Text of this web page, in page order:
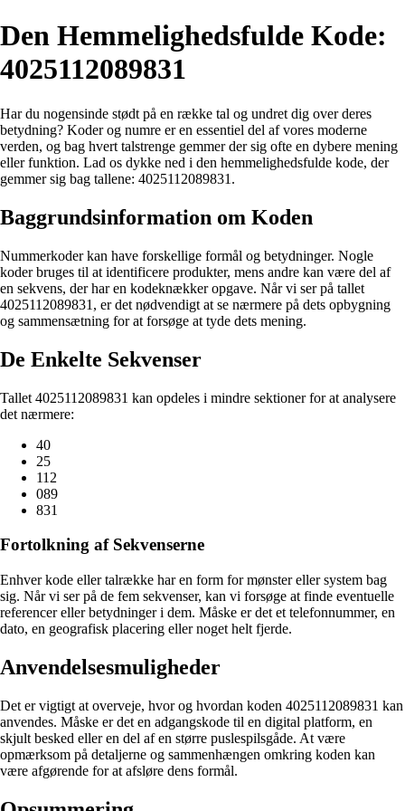
Den Hemmelighedsfulde Kode:
4025112089831
Har du nogensinde stødt på en række tal og undret dig over deres
betydning? Koder og numre er en essentiel del af vores moderne
verden, og bag hvert talstrenge gemmer der sig ofte en dybere mening
eller funktion. Lad os dykke ned i den hemmelighedsfulde kode, der
gemmer sig bag tallene: 4025112089831.
Baggrundsinformation om Koden
Nummerkoder kan have forskellige formål og betydninger. Nogle
koder bruges til at identificere produkter, mens andre kan være del af
en sekvens, der har en kodeknækker opgave. Når vi ser på tallet
4025112089831, er det nødvendigt at se nærmere på dets opbygning
og sammensætning for at forsøge at tyde dets mening.
De Enkelte Sekvenser
Tallet 4025112089831 kan opdeles i mindre sektioner for at analysere
det nærmere:
40
25
112
089
831
Fortolkning af Sekvenserne
Enhver kode eller talrække har en form for mønster eller system bag
sig. Når vi ser på de fem sekvenser, kan vi forsøge at finde eventuelle
referencer eller betydninger i dem. Måske er det et telefonnummer, en
dato, en geografisk placering eller noget helt fjerde.
Anvendelsesmuligheder
Det er vigtigt at overveje, hvor og hvordan koden 4025112089831 kan
anvendes. Måske er det en adgangskode til en digital platform, en
skjult besked eller en del af en større puslespilsgåde. At være
opmærksom på detaljerne og sammenhængen omkring koden kan
være afgørende for at afsløre dens formål.